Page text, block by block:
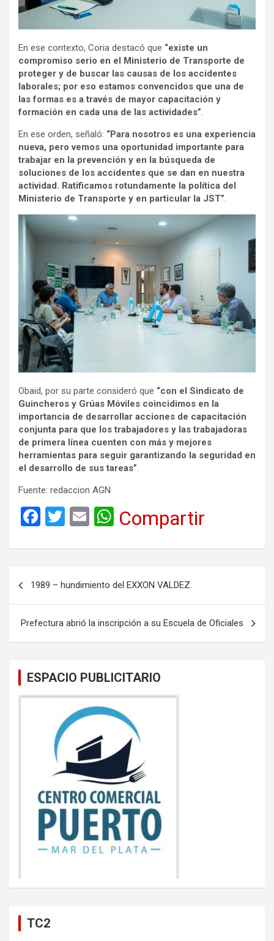
En ese contexto, Coria destacó que “existe un
compromiso serio en el Ministerio de Transporte de
proteger y de buscar las causas de los accidentes
laborales; por eso estamos convencidos que una de
las formas es a través de mayor capacitación y
formación en cada una de las actividades”.
En ese orden, señaló: “Para nosotros es una experiencia
nueva, pero vemos una oportunidad importante para
trabajar en la prevención y en la búsqueda de
soluciones de los accidentes que se dan en nuestra
actividad. Ratificamos rotundamente la política del
Ministerio de Transporte y en particular la JST”.
Obaid, por su parte consideró que “con el Sindicato de
Guincheros y Grúas Móviles coincidimos en la
importancia de desarrollar acciones de capacitación
conjunta para que los trabajadores y las trabajadoras
de primera línea cuenten con más y mejores
herramientas para seguir garantizando la seguridad en
el desarrollo de sus tareas”.
Fuente: redaccion AGN
F
ce
b
o
o
k
T
tt
er
E
ail
W
at
s
A
p
p
Compartir
entradas
1989 – hundimiento del EXXON VALDEZ.
Prefectura abrió la inscripción a su Escuela de Oficiales
ESPACIO PUBLICITARIO
TC2